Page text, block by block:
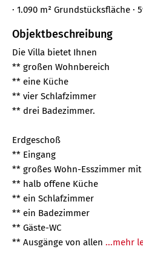
· 1.090 m² Grundstücksfläche ·
Objektbeschreibung
Die Villa bietet Ihnen
** großen Wohnbereich
** eine Küche
** vier Schlafzimmer
** drei Badezimmer.
Erdgeschoß
** Eingang
** großes Wohn-Esszimmer
** halb offene Küche
** ein Schlafzimmer
** ein Badezimmer
** Gäste-WC
** Ausgänge von allen ...mehr